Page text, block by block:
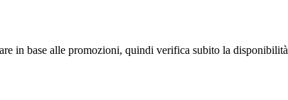
in base alle promozioni, quindi verifica subito la disponibilità